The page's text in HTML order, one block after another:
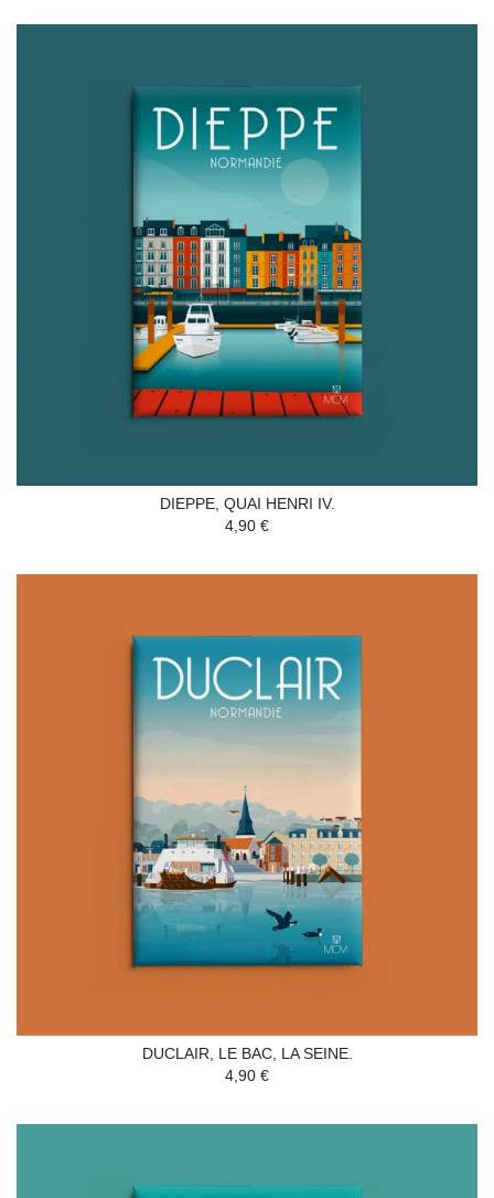
DIEPPE, QUAI HENRI IV.
4,90 €
DUCLAIR, LE BAC, LA SEINE.
4,90 €